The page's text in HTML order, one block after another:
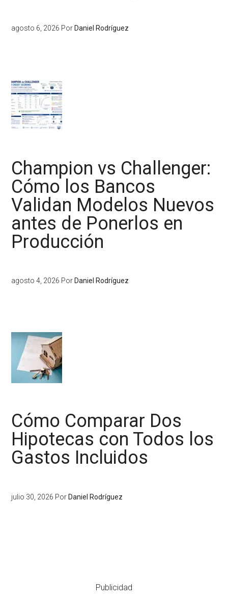
agosto 6, 2026 Por Daniel Rodríguez
Champion vs Challenger:
Cómo los Bancos
Validan Modelos Nuevos
antes de Ponerlos en
Producción
agosto 4, 2026 Por Daniel Rodríguez
Cómo Comparar Dos
Hipotecas con Todos los
Gastos Incluidos
julio 30, 2026 Por Daniel Rodríguez
Publicidad